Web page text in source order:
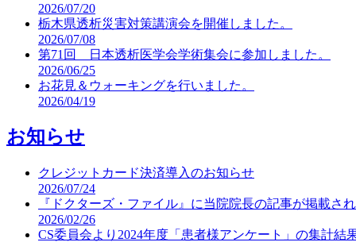
2026/07/20
栃木県透析災害対策講演会を開催しました。
2026/07/08
第71回 日本透析医学会学術集会に参加しました。
2026/06/25
お花見＆ウォーキングを行いました。
2026/04/19
お知らせ
クレジットカード決済導入のお知らせ
2026/07/24
『ドクターズ・ファイル』に当院院長の記事が掲載さ
2026/02/26
CS委員会より2024年度「患者様アンケート」の集計結